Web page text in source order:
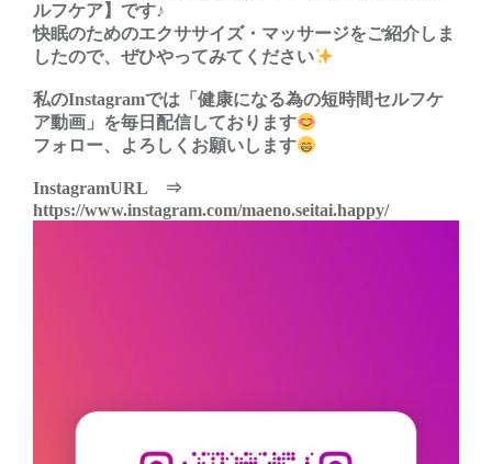
ルフケア】です♪
快眠のためのエクササイズ・マッサージをご紹介しま
したので、ぜひやってみてください
私のInstagramでは「健康になる為の短時間セルフケ
ア動画」を毎日配信しております
フォロー、よろしくお願いします
InstagramURL ⇒
https://www.instagram.com/maeno.seitai.happy/